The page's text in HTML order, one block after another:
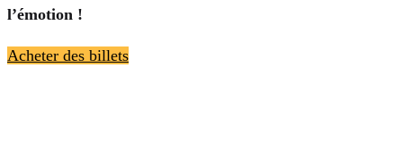
l’émotion !
Acheter des billets